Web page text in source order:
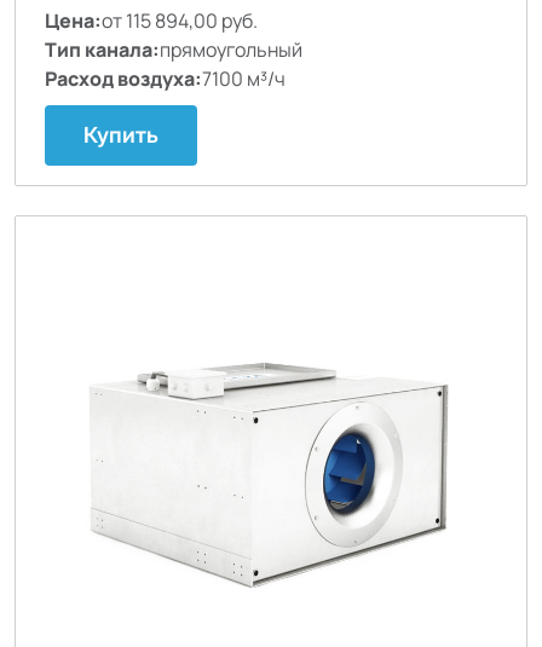
Цена:от 115 894,00 руб.
Тип канала:прямоугольный
Расход воздуха:7100 м³/ч
Купить